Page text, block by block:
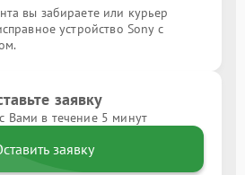
вы забираете или курьер
устройство Sony с
заявку
Вами в течение 5 минут
заявку